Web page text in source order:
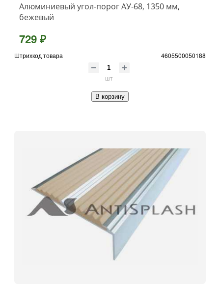
Алюминиевый угол-порог АУ-68, 1350 мм,
бежевый
729 ₽
Штрихкод товара 4605500050188
шт
В корзину